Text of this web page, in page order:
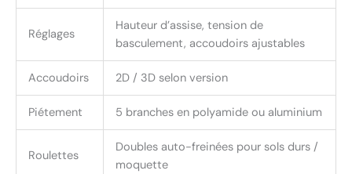
Réglages
Hauteur d’assise, tension de
basculement, accoudoirs ajustables
Accoudoirs 2D / 3D selon version
Piétement 5 branches en polyamide ou aluminium
Roulettes
Doubles auto-freinées pour sols durs /
moquette